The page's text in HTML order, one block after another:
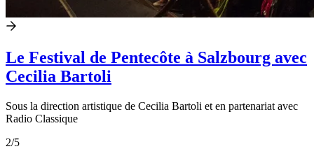
Le Festival de Pentecôte à Salzbourg avec
Cecilia Bartoli
Sous la direction artistique de Cecilia Bartoli et en partenariat avec
Radio Classique
2/5